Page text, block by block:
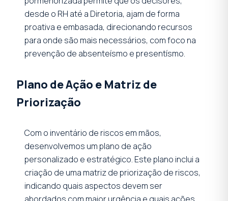
desde o RH até a Diretoria, ajam de forma
proativa e embasada, direcionando recursos
para onde são mais necessários, com foco na
prevenção de absenteísmo e presentísmo.
Plano de Ação e Matriz de
Priorização
Com o inventário de riscos em mãos,
desenvolvemos um plano de ação
personalizado e estratégico. Este plano inclui a
criação de uma matriz de priorização de riscos,
indicando quais aspectos devem ser